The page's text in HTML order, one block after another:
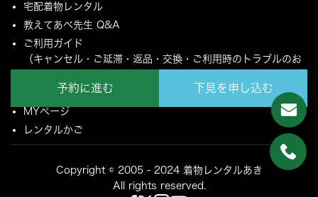
予約に進む 下見を申し込む
宅配着物レンタル
教えてあべ先生 Q&A
ご利用ガイド
（キャンセル・ご延滞・返品・交換・ご利用時のトラブルのお
ご配送とご返却について
MYページ
レンタルかご
Copyright © 2005 - 2024 着物レンタルあき
All rights reserved.